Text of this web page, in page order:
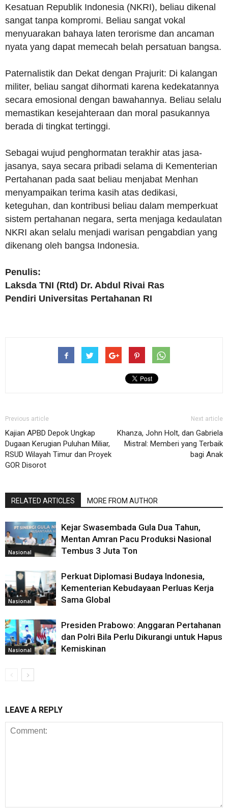
Kesatuan Republik Indonesia (NKRI), beliau dikenal
sangat tanpa kompromi. Beliau sangat vokal
menyuarakan bahaya laten terorisme dan ancaman
nyata yang dapat memecah belah persatuan bangsa.
Paternalistik dan Dekat dengan Prajurit: Di kalangan
militer, beliau sangat dihormati karena kedekatannya
secara emosional dengan bawahannya. Beliau selalu
memastikan kesejahteraan dan moral pasukannya
berada di tingkat tertinggi.
Sebagai wujud penghormatan terakhir atas jasa-
jasanya, saya secara pribadi selama di Kementerian
Pertahanan pada saat beliau menjabat Menhan
menyampaikan terima kasih atas dedikasi,
keteguhan, dan kontribusi beliau dalam memperkuat
sistem pertahanan negara, serta menjaga kedaulatan
NKRI akan selalu menjadi warisan pengabdian yang
dikenang oleh bangsa Indonesia.
Penulis:
Laksda TNI (Rtd) Dr. Abdul Rivai Ras
Pendiri Universitas Pertahanan RI
Previous article
Kajian APBD Depok Ungkap
Dugaan Kerugian Puluhan Miliar,
RSUD Wilayah Timur dan Proyek
GOR Disorot
Next article
Khanza, John Holt, dan Gabriela
Mistral: Memberi yang Terbaik
bagi Anak
RELATED ARTICLES MORE FROM AUTHOR
Nasional
Kejar Swasembada Gula Dua Tahun,
Mentan Amran Pacu Produksi Nasional
Tembus 3 Juta Ton
Nasional
Perkuat Diplomasi Budaya Indonesia,
Kementerian Kebudayaan Perluas Kerja
Sama Global
Nasional
Presiden Prabowo: Anggaran Pertahanan
dan Polri Bila Perlu Dikurangi untuk Hapus
Kemiskinan
LEAVE A REPLY